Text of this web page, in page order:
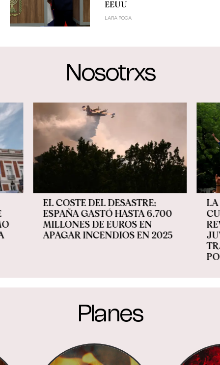
EEUU
LARA ROCA
Nosotrxs
EL COSTE DEL DESASTRE:
ESPAÑA GASTÓ HASTA 6.700
MILLONES DE EUROS EN
APAGAR INCENDIOS EN 2025
LA
Planes